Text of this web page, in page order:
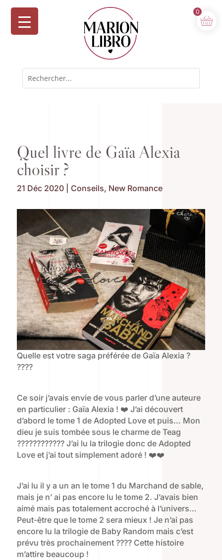
Quel livre de Gaïa Alexia
choisir ?
21 Déc 2020| Conseils, New Romance
Quelle est votre saga préférée de Gaïa Alexia ?
????
Ce soir j’avais envie de vous parler d’une auteure
en particulier : Gaïa Alexia ! ❤️ J’ai découvert
d’abord le tome 1 de Adopted Love et puis… Mon
dieu je suis tombée sous le charme de Teag
???????????? J’ai lu la trilogie donc de Adopted
Love et j’ai tout simplement adoré ! ❤️❤️
J’ai lu il y a un an le tome 1 du Marchand de sable,
mais je n’ ai pas encore lu le tome 2. J’avais bien
aimé mais pas totalement accroché à l’univers…
Peut-être que le tome 2 sera mieux ! Je n’ai pas
encore lu la trilogie de Baby Random mais c’est
prévu très prochainement ???? Cette histoire
m’attire beaucoup !
0